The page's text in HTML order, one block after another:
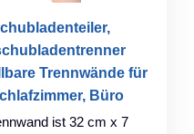
Trennwände für
Büro
ist 32 cm x 7